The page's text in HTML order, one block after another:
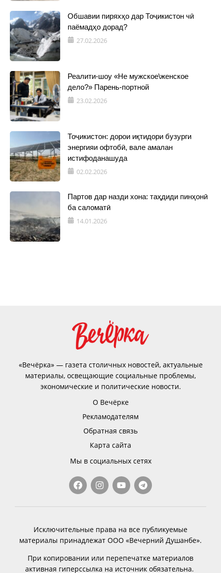
Обшавии пиряхҳо дар Тоҷикистон чӣ
паёмадҳо дорад?
27.02.2026
Реалити-шоу «Не мужское\женское
дело?» Парень-портной
23.02.2026
Тоҷикистон: дорои иқтидори бузурги
энергияи офтобӣ, вале амалан
истифоданашуда
02.02.2026
Партов дар назди хона: таҳдиди пинҳонӣ
ба саломатӣ
14.01.2026
«Вечёрка» — газета столичных новостей, актуальные
материалы, освещающие социальные проблемы,
экономические и политические новости.
О Вечёрке
Рекламодателям
Обратная связь
Карта сайта
Мы в социальных сетях
Исключительные права на все публикуемые
материалы принадлежат ООО «Вечерний Душанбе».
При копировании или перепечатке материалов
активная гиперссылка на источник обязательна.